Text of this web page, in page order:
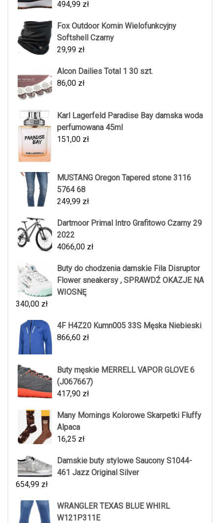
494,99 zł
Fox Outdoor Komin Wielofunkcyjny
Softshell Czarny
29,99 zł
Alcon Dailies Total 1 30 szt.
86,00 zł
Karl Lagerfeld Paradise Bay damska woda
perfumowana 45ml
151,00 zł
MUSTANG Oregon Tapered stone 3116
5764 68
249,99 zł
Dartmoor Primal Intro Grafitowo Czarny 29
2022
4066,00 zł
Buty do chodzenia damskie Fila Disruptor
Flower sneakersy , SPRAWDŹ OKAZJE NA
WIOSNĘ
340,00 zł
4F H4Z20 Kumn005 33S Męska Niebieski
866,60 zł
Buty męskie MERRELL VAPOR GLOVE 6
(J067667)
417,90 zł
Many Mornings Kolorowe Skarpetki Fluffy
Alpaca
16,25 zł
Damskie buty stylowe Saucony S1044-
461 Jazz Original Silver
654,99 zł
WRANGLER TEXAS BLUE WHIRL
W121P311E